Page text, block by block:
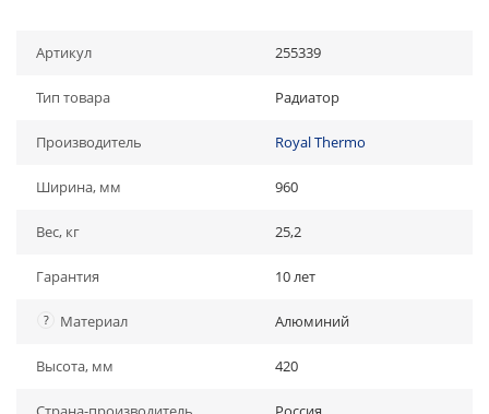
Артикул 255339
Тип товара Радиатор
Производитель Royal Thermo
Ширина, мм 960
Вес, кг 25,2
Гарантия 10 лет
? Материал Алюминий
Высота, мм 420